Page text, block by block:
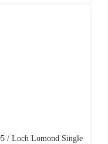
/ Loch Lomond Single